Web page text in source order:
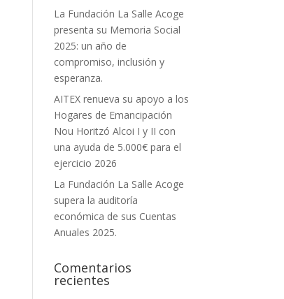
La Fundación La Salle Acoge
presenta su Memoria Social
2025: un año de
compromiso, inclusión y
esperanza.
AITEX renueva su apoyo a los
Hogares de Emancipación
Nou Horitzó Alcoi I y II con
una ayuda de 5.000€ para el
ejercicio 2026
La Fundación La Salle Acoge
supera la auditoría
económica de sus Cuentas
Anuales 2025.
Comentarios
recientes